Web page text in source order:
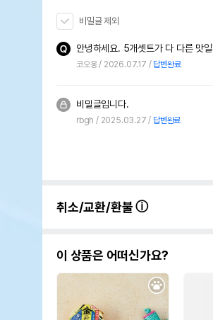
비밀글 제외
안녕하세요. 5개셋트가 다 다른 맛
코오옹 2026.07.17 답변완료
비밀글입니다.
rbgh 2025.03.27 답변완료
취소/교환/환불
이 상품은 어떠신가요?